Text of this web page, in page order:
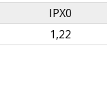
IPX0
1,22